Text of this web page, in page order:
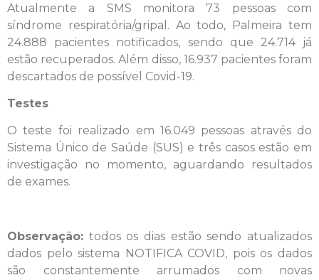
Atualmente a SMS monitora 73 pessoas com
síndrome respiratória/gripal. Ao todo, Palmeira tem
24.888 pacientes notificados, sendo que 24.714 já
estão recuperados. Além disso, 16.937 pacientes foram
descartados de possível Covid-19.
Testes
O teste foi realizado em 16.049 pessoas através do
Sistema Único de Saúde (SUS) e três casos estão em
investigação no momento, aguardando resultados
de exames.
Observação: todos os dias estão sendo atualizados
dados pelo sistema NOTIFICA COVID, pois os dados
são constantemente arrumados com novas